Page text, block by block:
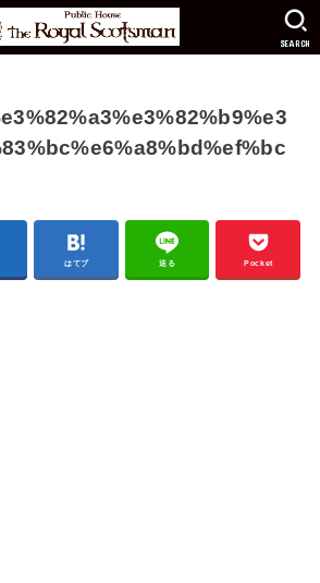
SEARCH
はてブ 送る Pocket